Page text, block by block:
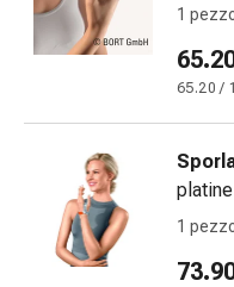
Disturbi
del
nervo
cardiaco
Disturbi
della
memoria
1
65.20 /
1